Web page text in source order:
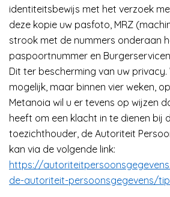
identiteitsbewijs met het verzoek
deze kopie uw pasfoto, MRZ
strook met de nummers onderaan
paspoortnummer en
Dit ter bescherming van uw privacy.
mogelijk, maar binnen vier weken,
Metanoia wil u er tevens op wijzen
heeft om een klacht in te dienen bij
toezichthouder, de Autoriteit
kan via de volgende link:
https://
de-autoriteit-persoonsgegevens/